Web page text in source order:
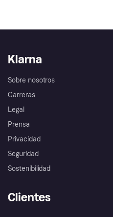
Klarna
Sobre nosotros
Carreras
Legal
Prensa
Privacidad
Seguridad
Sostenibilidad
Clientes